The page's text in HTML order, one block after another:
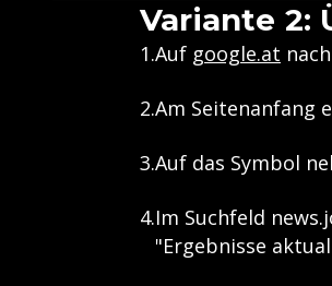
Variante 2:
Auf google.at
Am Seitenanfang
Auf das Symbol
Im Suchfeld
"Ergebnisse